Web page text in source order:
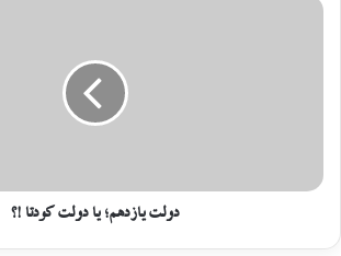
دولت یازدهم؛ یا دولت کودتا !؟